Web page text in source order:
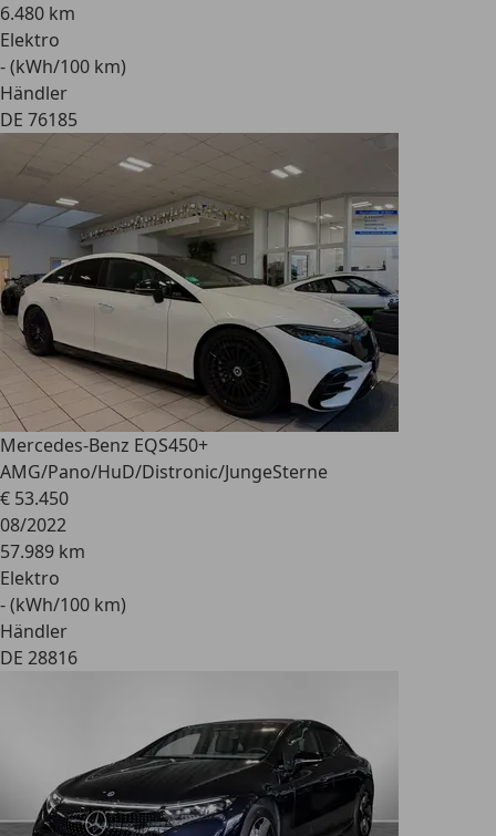
6.480 km
Elektro
- (kWh/100 km)
Händler
DE 76185
Mercedes-Benz EQS450+
AMG/Pano/HuD/Distronic/JungeSterne
€ 53.450
08/2022
57.989 km
Elektro
- (kWh/100 km)
Händler
DE 28816